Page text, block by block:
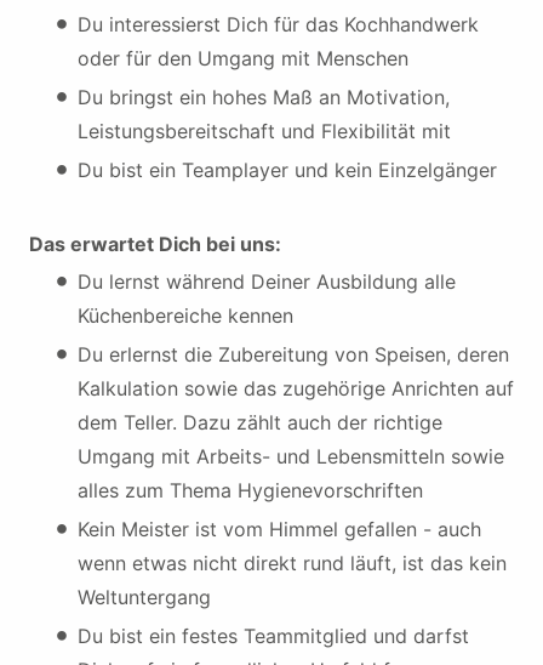
Du interessierst Dich für das Kochhandwerk
oder für den Umgang mit Menschen
Du bringst ein hohes Maß an Motivation,
Leistungsbereitschaft und Flexibilität mit
Du bist ein Teamplayer und kein Einzelgänger
Das erwartet Dich bei uns:
Du lernst während Deiner Ausbildung alle
Küchenbereiche kennen
Du erlernst die Zubereitung von Speisen, deren
Kalkulation sowie das zugehörige Anrichten auf
dem Teller. Dazu zählt auch der richtige
Umgang mit Arbeits- und Lebensmitteln sowie
alles zum Thema Hygienevorschriften
Kein Meister ist vom Himmel gefallen - auch
wenn etwas nicht direkt rund läuft, ist das kein
Weltuntergang
Du bist ein festes Teammitglied und darfst